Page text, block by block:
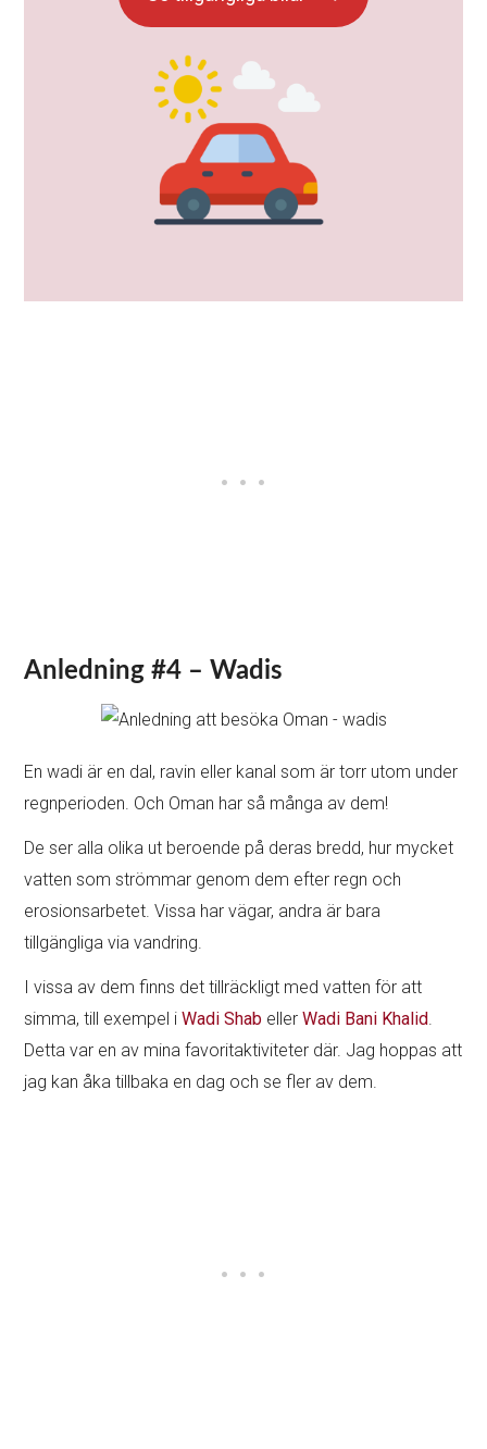
Anledning #4 – Wadis
En wadi är en dal, ravin eller kanal som är torr utom under
regnperioden. Och Oman har så många av dem!
De ser alla olika ut beroende på deras bredd, hur mycket
vatten som strömmar genom dem efter regn och
erosionsarbetet. Vissa har vägar, andra är bara
tillgängliga via vandring.
I vissa av dem finns det tillräckligt med vatten för att
simma, till exempel iWadi Shab ellerWadi Bani Khalid.
Detta var en av mina favoritaktiviteter där. Jag hoppas att
jag kan åka tillbaka en dag och se fler av dem.